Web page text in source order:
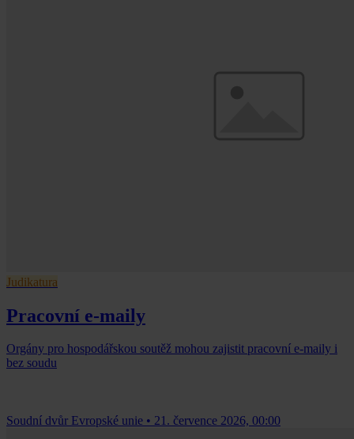
Judikatura
Pracovní e-maily
Orgány pro hospodářskou soutěž mohou zajistit pracovní e-maily i
bez soudu
Soudní dvůr Evropské unie • 21. července 2026, 00:00